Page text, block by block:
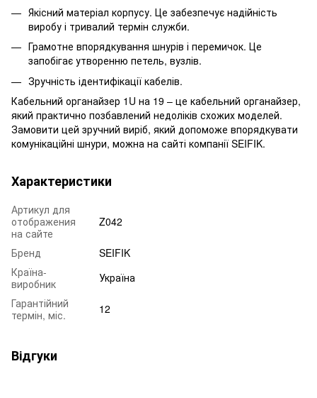
Якісний матеріал корпусу. Це забезпечує надійність
виробу і тривалий термін служби.
Грамотне впорядкування шнурів і перемичок. Це
запобігає утворенню петель, вузлів.
Зручність ідентифікації кабелів.
Кабельний органайзер 1U на 19 – це кабельний органайзер,
який практично позбавлений недоліків схожих моделей.
Замовити цей зручний виріб, який допоможе впорядкувати
комунікаційні шнури, можна на сайті компанії SEIFIK.
Характеристики
Артикул для
отображения
на сайте
Z042
Бренд
SEIFIK
Країна-
виробник
Україна
Гарантійний
термін, міс.
12
Відгуки